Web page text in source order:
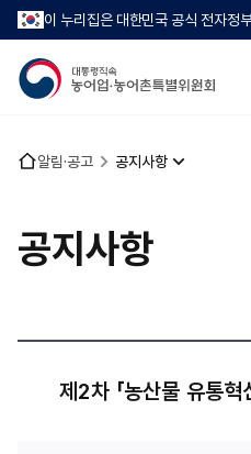
이 누리집은 대한민국 공식 전자정
홈 알림·공고 공지사항
공지사항
제2차 「농산물 유통